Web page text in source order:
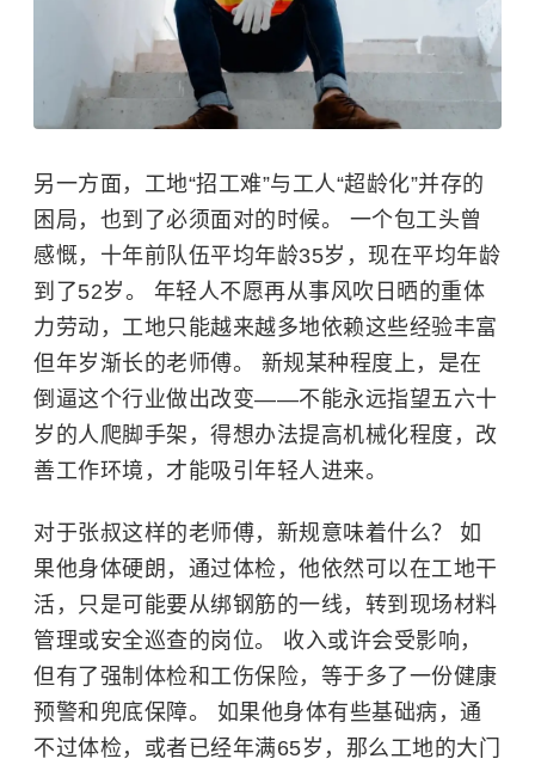
另一方面，工地“招工难”与工人“超龄化”并存的
困局，也到了必须面对的时候。 一个包工头曾
感慨，十年前队伍平均年龄35岁，现在平均年龄
到了52岁。 年轻人不愿再从事风吹日晒的重体
力劳动，工地只能越来越多地依赖这些经验丰富
但年岁渐长的老师傅。 新规某种程度上，是在
倒逼这个行业做出改变——不能永远指望五六十
岁的人爬脚手架，得想办法提高机械化程度，改
善工作环境，才能吸引年轻人进来。
对于张叔这样的老师傅，新规意味着什么？ 如
果他身体硬朗，通过体检，他依然可以在工地干
活，只是可能要从绑钢筋的一线，转到现场材料
管理或安全巡查的岗位。 收入或许会受影响，
但有了强制体检和 工伤保险，等于多了一份健康
预警和兜底保障。 如果他身体有些基础病，通
不过体检，或者已经年满65岁，那么工地的大门